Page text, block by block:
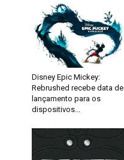
Disney Epic Mickey:
Rebrushed recebe data de
lançamento para os
dispositivos...